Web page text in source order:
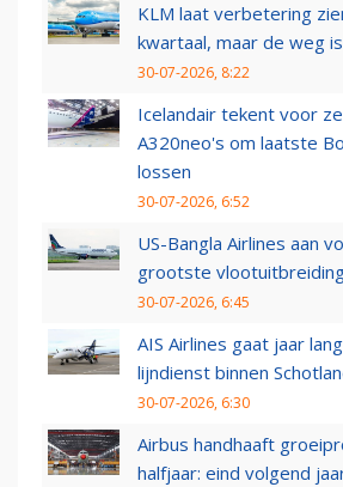
KLM laat verbetering
kwartaal, maar de weg
30-07-2026, 8:22
Icelandair tekent voor
A320neo's om laatste
lossen
30-07-2026, 6:52
US-Bangla Airlines aan
grootste
30-07-2026, 6:45
AIS Airlines gaat jaar
lijndienst binnen
30-07-2026, 6:30
Airbus handhaaft
halfjaar: eind volgend